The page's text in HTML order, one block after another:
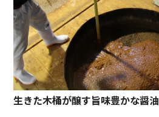
生きた木桶が醸す旨味豊かな醤油